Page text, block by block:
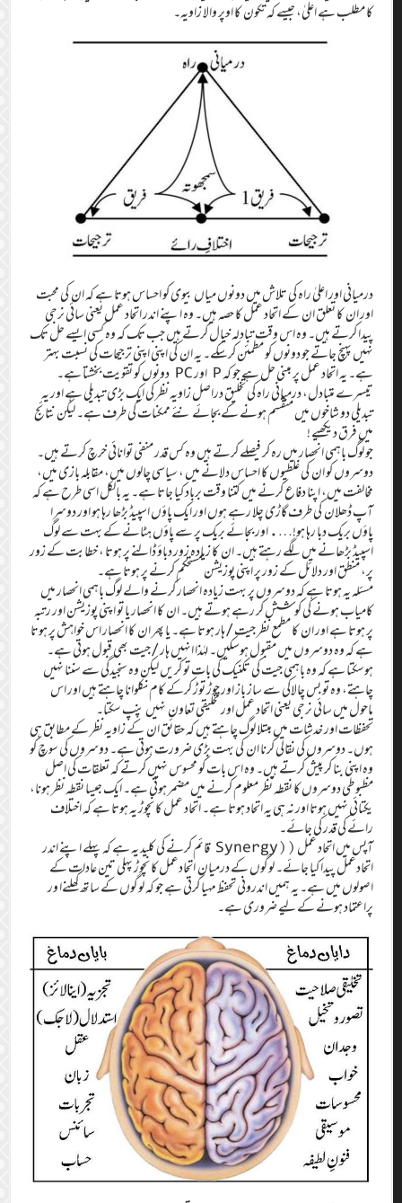
کا مطلب ہے اعلیٰ، جیسے کہ تکون کا اوپر والا زاویہ۔
درمیانی اور اعلیٰ راہ کی تلاش میں دونوں میاں بیوی کو احساس ہوتا ہے کہ ان کی محبت
اور ان کا تعلق ان کے اتحاد عمل کا حصہ ہیں۔ وہ اپنے اندر اتحاد عمل یعنی سائی نرجی
پیدا کرتے ہیں۔ وہ اس وقت تبادلہ خیال کرتے ہیں جب تک کہ وہ کسی ایسے حل تک
نہیں پہنچ جاتے جو دونوں کو مطمئن کرسکے۔ یہ ان کی اپنی اپنی ترجیحات کی نسبت بہتر
ہے۔ یہ اتحاد عمل پر مبنی حل ہے جو کہ P اور PC دونوں کو تقویت بخشتا ہے۔
تیسرے متبادل، درمیانی راہ کی تخلیق دراصل زاویہ نظر کی ایک بڑی تبدیلی ہے اور یہ
تبدیلی دو شاخوں میں منقسم ہونے کے بجائے نئے ممکنات کی طرف ہے۔ لیکن نتائج
میں فرق دیکھیے !
جو لوگ باہمی انحصار میں رہ کر فیصلے کرتے ہیں وہ کس قدر منفی توانائی خرچ کرتے ہیں۔
دوسروں کو ان کی غلطیوں کا احساس دلانے میں ، سیاسی چالوں میں، مقابلہ بازی میں،
مخالفت میں، اپنا دفاع کرنے میں کتنا وقت برباد کیا جاتا ہے۔ یہ بالکل اسی طرح ہے کہ
آپ ڈھلان کی طرف گاڑی چلا رہے ہوں اور ایک پاؤں اسپیڈ بڑھا رہا ہو اور دوسرا
پاؤں بریک دبا رہا ہو!…. اور بجائے بریک پر سے پاؤں ہٹانے کے بہت سے لوگ
اسپیڈ بڑھانے میں لگے رہتے ہیں۔ ان کا زیادہ زور دباؤ ڈالنے پر ہوتا ، خطابت کے زور
پر، منطق اور دلائل کے زور پر اپنی پوزیشن مستحکم کرنے پر ہوتا ہے۔
مسئلہ یہ ہوتا ہے کہ دوسروں پر بہت زیادہ انحصار کرنے والے لوگ باہمی انحصار میں
کامیاب ہونے کی کوشش کر رہے ہوتے ہیں۔ ان کا انحصار یا تو اپنی پوزیشن اور رتبہ
پر ہوتا ہے اور ان کا مطمع نظر جیت/ہار ہوتا ہے۔ یا پھر ان کا انحصار اس خواہش پر ہوتا
ہے کہ وہ دوسروں میں مقبول ہوسکیں۔ لہٰذا انہیں ہار/جیت بھی قبول ہوتی ہے۔
ہوسکتا ہے کہ وہ باہمی جیت کی تکنیک کی بات تو کریں لیکن وہ سنجیدگی سے سننا نہیں
چاہتے، وہ تو بس چالاکی سے ساز باز اور جوڑ توڑ کرکے کام نکلوانا چاہتے ہیں اور اس
ماحول میں سائی نرجی یعنی اتحاد عمل اور تخلیقی تعاون نہیں پنپ سکتا۔
تحفظات اور خدشات میں مبتلا لوگ چاہتے ہیں کہ حقائق ان کے زاویہ نظر کے مطابق ہی
ہوں۔ دوسروں کی نقالی کرنا ان کی بہت بڑی ضرورت ہوتی ہے۔ دوسروں کی سوچ کو
وہ اپنی بنا کر پیش کرتے ہیں۔ وہ اس بات کو محسوس نہیں کرتے کہ تعلقات کی اصل
مظبوطی دوسروں کا نقطہ نظر معلوم کرنے میں مضمر ہوتی ہے۔ ایک جیسا نقطہ نظر ہونا،
یکتائی نہیں ہوتا اور نہ ہی یہ اتحاد ہوتا ہے۔ اتحاد عمل کا نچوڑ یہ ہوتا ہے کہ اختلاف
رائے کی قدر کی جائے۔
آپس میں اتحاد عمل ((Synergy قائم کرنے کی کلید یہ ہے کہ پہلے اپنے اندر
اتحادعمل پیدا کیا جائے۔ لوگوں کے درمیان اتحادعمل کا نچوڑ پہلی تین عادات کے
اصولوں میں ہے۔ یہ ہمیں اندرونی تحفظ مہیا کرتی ہے جو کہ لوگوں کے ساتھ کھلنےا ور
پراعتماد ہونے کے لیے ضروری ہے۔